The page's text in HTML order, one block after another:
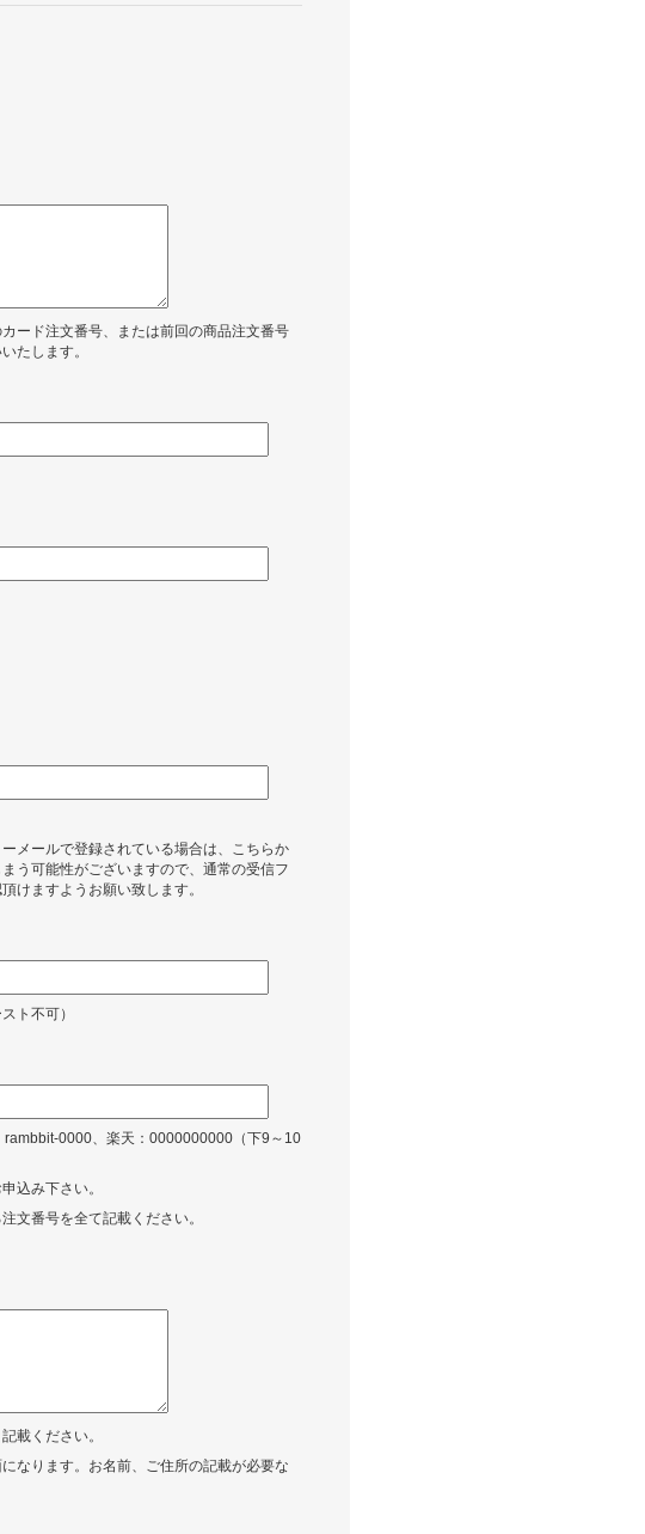
ード注文番号、または前回の商品注文番号
たします。
メールで登録されている場合は、こちらか
う可能性がございますので、通常の受信フ
けますようお願い致します。
ト不可）
0000、楽天：0000000000（下9～10
込み下さい。
文番号を全て記載ください。
載ください。
なります。お名前、ご住所の記載が必要な